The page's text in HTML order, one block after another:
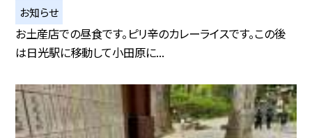
お知らせ
お土産店での昼食です。ピリ辛のカレーライスです。この後
は日光駅に移動して小田原に...